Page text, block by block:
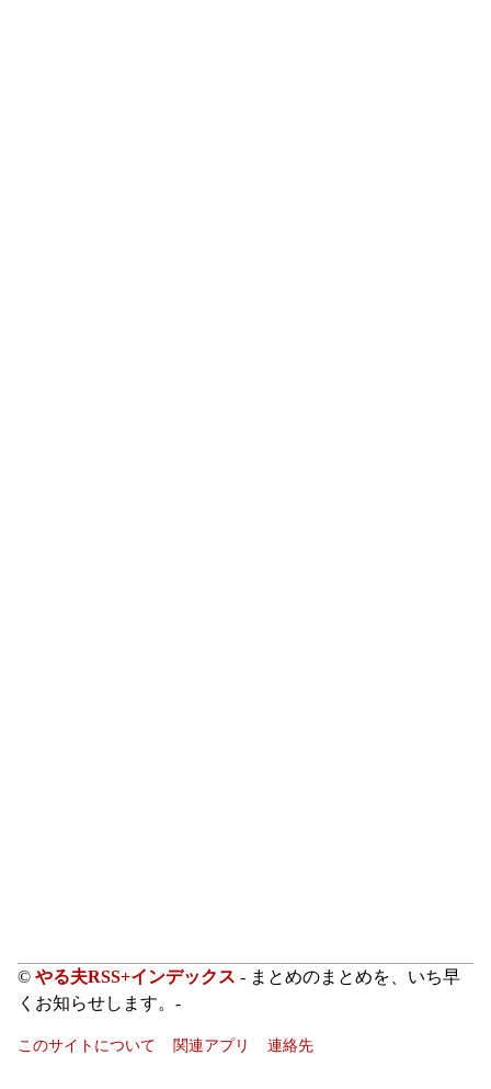
© やる夫RSS+インデックス - まとめのまとめを、いち早
くお知らせします。-
このサイトについて 関連アプリ 連絡先